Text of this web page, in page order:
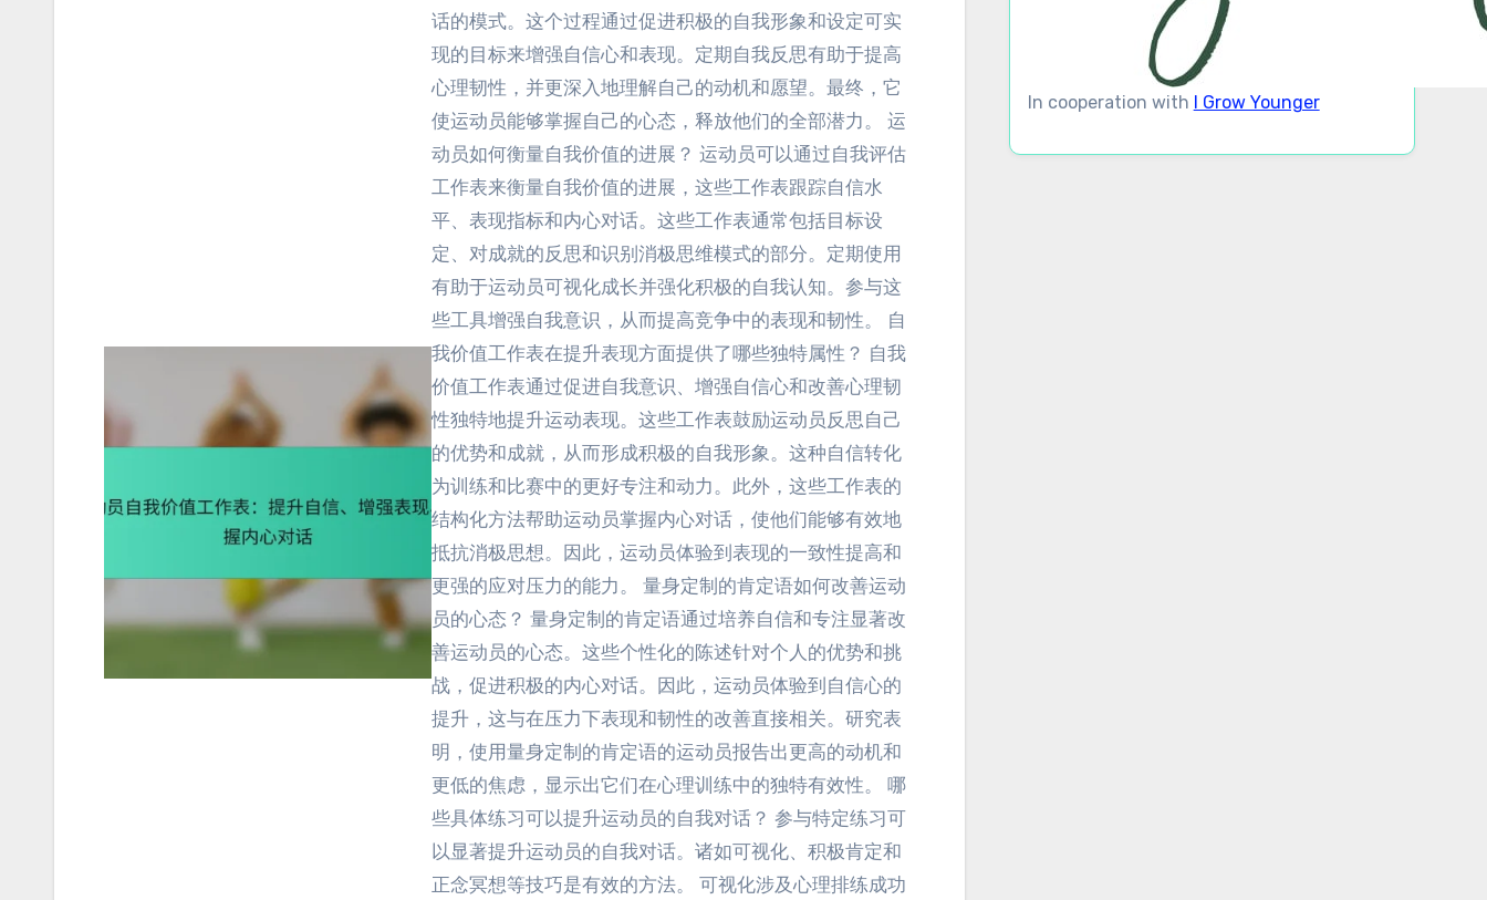
话的模式。这个过程通过促进积极的自我形象和设定可实
现的目标来增强自信心和表现。定期自我反思有助于提高
心理韧性，并更深入地理解自己的动机和愿望。最终，它
使运动员能够掌握自己的心态，释放他们的全部潜力。 运
动员如何衡量自我价值的进展？ 运动员可以通过自我评估
工作表来衡量自我价值的进展，这些工作表跟踪自信水
平、表现指标和内心对话。这些工作表通常包括目标设
定、对成就的反思和识别消极思维模式的部分。定期使用
有助于运动员可视化成长并强化积极的自我认知。参与这
些工具增强自我意识，从而提高竞争中的表现和韧性。 自
我价值工作表在提升表现方面提供了哪些独特属性？ 自我
价值工作表通过促进自我意识、增强自信心和改善心理韧
性独特地提升运动表现。这些工作表鼓励运动员反思自己
的优势和成就，从而形成积极的自我形象。这种自信转化
为训练和比赛中的更好专注和动力。此外，这些工作表的
结构化方法帮助运动员掌握内心对话，使他们能够有效地
抵抗消极思想。因此，运动员体验到表现的一致性提高和
更强的应对压力的能力。 量身定制的肯定语如何改善运动
员的心态？ 量身定制的肯定语通过培养自信和专注显著改
善运动员的心态。这些个性化的陈述针对个人的优势和挑
战，促进积极的内心对话。因此，运动员体验到自信心的
提升，这与在压力下表现和韧性的改善直接相关。研究表
明，使用量身定制的肯定语的运动员报告出更高的动机和
更低的焦虑，显示出它们在心理训练中的独特有效性。 哪
些具体练习可以提升运动员的自我对话？ 参与特定练习可
以显著提升运动员的自我对话。诸如可视化、积极肯定和
正念冥想等技巧是有效的方法。 可视化涉及心理排练成功
In cooperation with I Grow Younger